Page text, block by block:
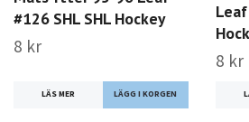
#126 SHL SHL Hockey
8 kr
LÄS MER
8 kr